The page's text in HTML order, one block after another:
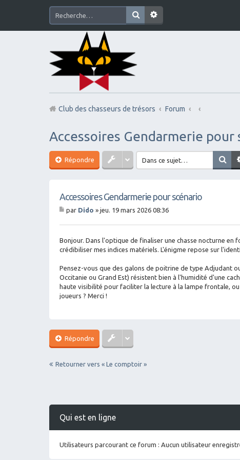
Club des chasseurs de trésors Forum
Accessoires Gendarmerie pour
Répondre
Accessoires Gendarmerie pour scénario
g
e
par Dido » jeu. 19 mars 2026 08:36
Bonjour. Dans l'optique de finaliser une chasse nocturne en
crédibiliser mes indices matériels. L'énigme repose sur
Pensez-vous que des galons de poitrine de type Adjudant
Occitanie ou Grand Est) résistent bien à l'humidité d'une
haute visibilité pour faciliter la lecture à la lampe frontale,
joueurs ? Merci !
Répondre
Retourner vers « Le comptoir »
Qui est en ligne
Utilisateurs parcourant ce forum : Aucun utilisateur